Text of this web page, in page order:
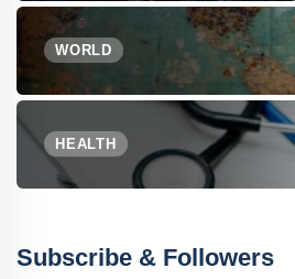
WORLD
HEALTH
Subscribe & Followers